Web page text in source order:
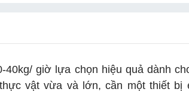
giờ lựa chọn hiệu quả dành
vật vừa và lớn, cần một thiết bị